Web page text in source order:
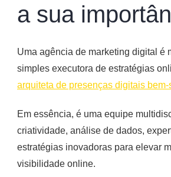
a sua
Uma agência de marketing digital é
simples executora de estratégias
arquiteta de presenças digitais
Em essência, é uma equipe
criatividade, análise de dados,
estratégias inovadoras para elevar
visibilidade online.